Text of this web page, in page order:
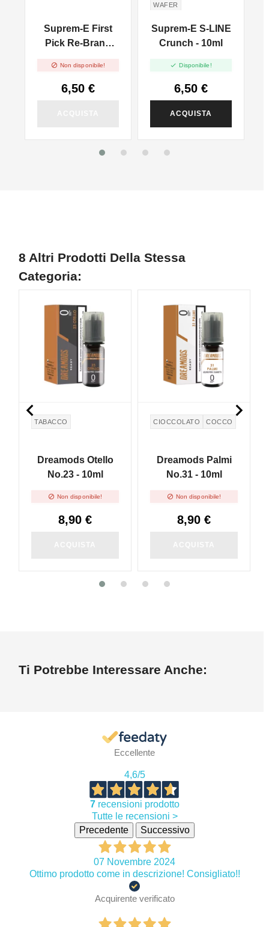
Suprem-E First
Pick Re-Brand
 Non disponibile!
6,50 €
WAFER
Suprem-E S-LINE
Crunch - 10ml
 Disponibile!
6,50 €
ACQUISTA
8 Altri Prodotti Della Stessa
Categoria:
TABACCO
Dreamods Otello
No.23 - 10ml
 Non disponibile!
8,90 €
CIOCCOLATO COCCO
Dreamods Palmi
No.31 - 10ml
 Non disponibile!
8,90 €
 
Ti Potrebbe Interessare Anche:
Eccellente
4,6/5
7recensioni prodotto
Tutte le recensioni >
Precedente
Successivo
07 Novembre 2024
Ottimo prodotto come in descrizione! Consigliato!!
Acquirente verificato